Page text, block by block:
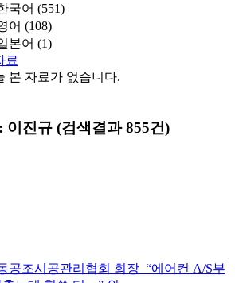
국어 (551)
어 (108)
본어 (1)
료
본 자료가 없습니다.
이진규 (검색결과 855건)
공조시공관리협회 회장_“에어컨 A/S부